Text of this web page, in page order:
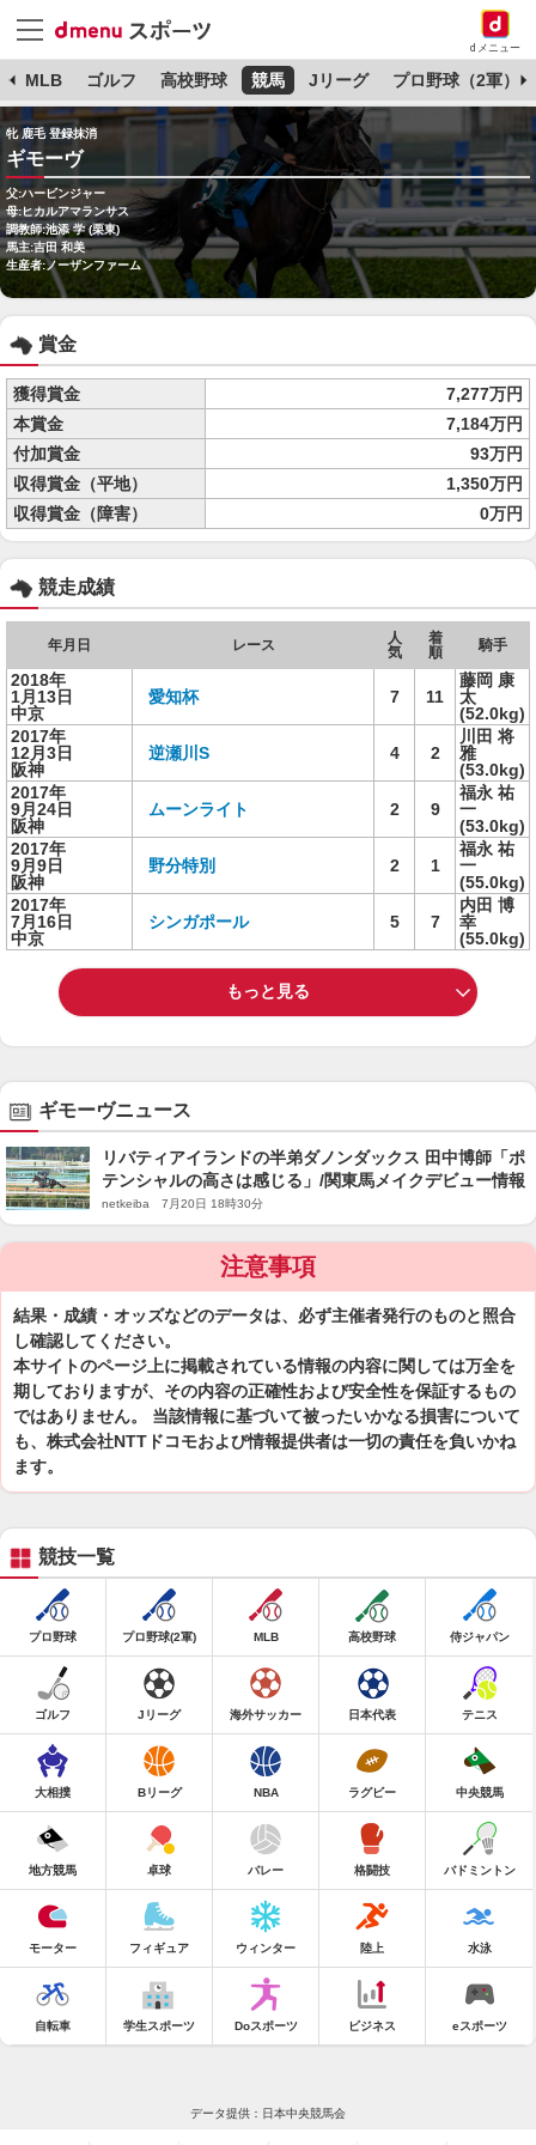
dメニュー
MLB ゴルフ 高校野球 競馬 Jリーグ プロ野球（2軍）
牝 鹿毛 登録抹消
ギモーヴ
父:ハービンジャー
母:ヒカルアマランサス
調教師:池添 学 (栗東)
馬主:吉田 和美
生産者:ノーザンファーム
賞金
獲得賞金
7,277万円
本賞金
7,184万円
付加賞金
93万円
収得賞金（平地）
1,350万円
収得賞金（障害）
0万円
競走成績
年月日 レース
人
気
着
順
騎手
2018年
1月13日
中京
愛知杯 7 11
藤岡 康
太
(52.0kg)
2017年
12月3日
阪神
逆瀬川S 4 2
川田 将
雅
(53.0kg)
2017年
9月24日
阪神
ムーンライト 2 9
福永 祐
一
(53.0kg)
2017年
9月9日
阪神
野分特別 2 1
福永 祐
一
(55.0kg)
2017年
7月16日
中京
シンガポール 5 7
内田 博
幸
(55.0kg)
もっと見る
ギモーヴニュース
リバティアイランドの半弟ダノンダックス 田中博師「ポ
テンシャルの高さは感じる」/関東馬メイクデビュー情報
netkeiba 7月20日 18時30分
注意事項
結果・成績・オッズなどのデータは、必ず主催者発行のものと照合
し確認してください。
本サイトのページ上に掲載されている情報の内容に関しては万全を
期しておりますが、その内容の正確性および安全性を保証するもの
ではありません。 当該情報に基づいて被ったいかなる損害について
も、株式会社NTTドコモおよび情報提供者は一切の責任を負いかね
ます。
競技一覧
プロ野球 プロ野球(2軍) MLB 高校野球 侍ジャパン
ゴルフ Jリーグ 海外サッカー 日本代表 テニス
大相撲 Bリーグ NBA ラグビー 中央競馬
地方競馬 卓球 バレー 格闘技 バドミントン
モーター フィギュア ウィンター 陸上 水泳
自転車 学生スポーツ Doスポーツ ビジネス eスポーツ
データ提供：日本中央競馬会